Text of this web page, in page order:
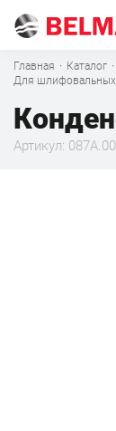
Главная · Каталог ·
Для шлифовальных
Артикул: